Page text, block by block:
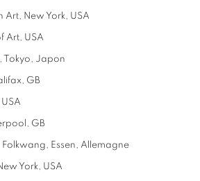
Art, New York, USA
Art, USA
Tokyo, Japon
GB
GB
Folkwang, Essen, Allemagne
York, USA